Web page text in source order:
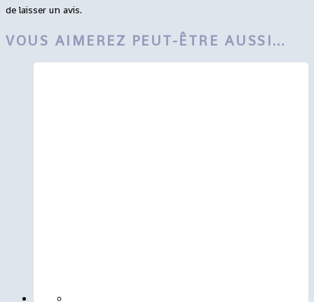
de laisser un avis.
VOUS AIMEREZ PEUT-ÊTRE AUSSI…